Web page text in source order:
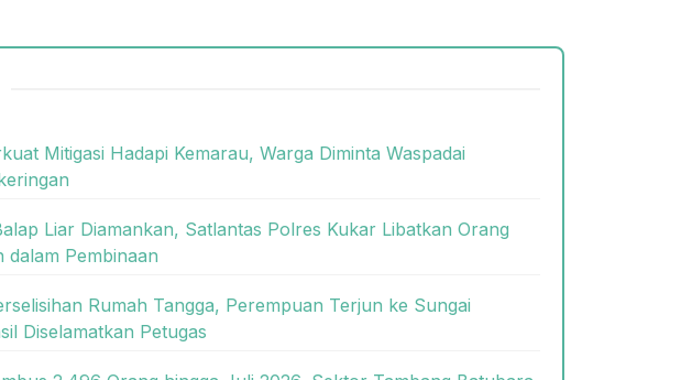
Mitigasi Hadapi Kemarau, Warga Diminta Waspadai
Liar Diamankan, Satlantas Polres Kukar Libatkan Orang
dalam Pembinaan
Rumah Tangga, Perempuan Terjun ke Sungai
Diselamatkan Petugas